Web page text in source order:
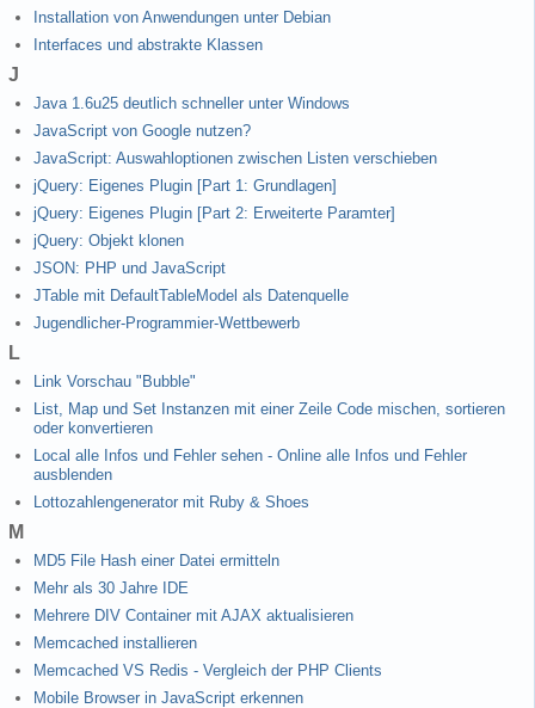
Installation von Anwendungen unter Debian
Interfaces und abstrakte Klassen
J
Java 1.6u25 deutlich schneller unter Windows
JavaScript von Google nutzen?
JavaScript: Auswahloptionen zwischen Listen verschieben
jQuery: Eigenes Plugin [Part 1: Grundlagen]
jQuery: Eigenes Plugin [Part 2: Erweiterte Paramter]
jQuery: Objekt klonen
JSON: PHP und JavaScript
JTable mit DefaultTableModel als Datenquelle
Jugendlicher-Programmier-Wettbewerb
L
Link Vorschau "Bubble"
List, Map und Set Instanzen mit einer Zeile Code mischen, sortieren
oder konvertieren
Local alle Infos und Fehler sehen - Online alle Infos und Fehler
ausblenden
Lottozahlengenerator mit Ruby & Shoes
M
MD5 File Hash einer Datei ermitteln
Mehr als 30 Jahre IDE
Mehrere DIV Container mit AJAX aktualisieren
Memcached installieren
Memcached VS Redis - Vergleich der PHP Clients
Mobile Browser in JavaScript erkennen